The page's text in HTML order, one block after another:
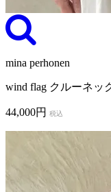
mina perhonen
wind flag クルーネッ
44,000円 税込